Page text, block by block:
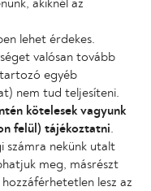
akiknél az
lehet érdekes.
valósan tovább
egyéb
nem tud teljesíteni.
kötelesek vagyunk
felül) tájékoztatni
számra nekünk utalt
meg, másrészt
lesz az